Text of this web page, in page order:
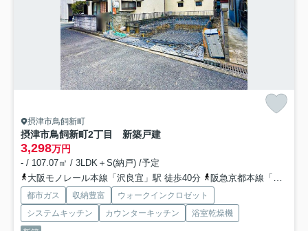
摂津市鳥飼新町
摂津市鳥飼新町2丁目 新築戸建
3,298万円
- / 107.07㎡ / 3LDK＋S(納戸) /予定
大阪モノレール本線「沢良宜」駅 徒歩40分
阪急京都本線「南茨木」駅 徒歩44分
都市ガス 収納豊富
ウォークインクロゼット
システムキッチン
カウンターキッチン
浴室乾燥機